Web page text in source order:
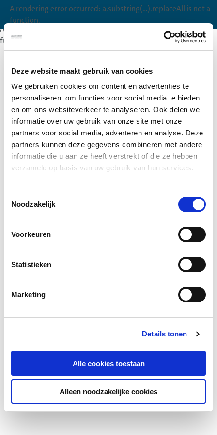
Deze website maakt gebruik van cookies
We gebruiken cookies om content en advertenties te
personaliseren, om functies voor social media te bieden
en om ons websiteverkeer te analyseren. Ook delen we
informatie over uw gebruik van onze site met onze
partners voor social media, adverteren en analyse. Deze
partners kunnen deze gegevens combineren met andere
informatie die u aan ze heeft verstrekt of die ze hebben
verzameld op basis van uw gebruik van hun services.
Noodzakelijk
Voorkeuren
Statistieken
Marketing
Details tonen
Alle cookies toestaan
Alleen noodzakelijke cookies
A rendering error occurred: a.substring(...).replaceAll is not a
function.
A rendering error occurred:a.substring(...).replaceAll is not a
function.
A rendering error occurred:
a.substring(...).replaceAll is not a
function